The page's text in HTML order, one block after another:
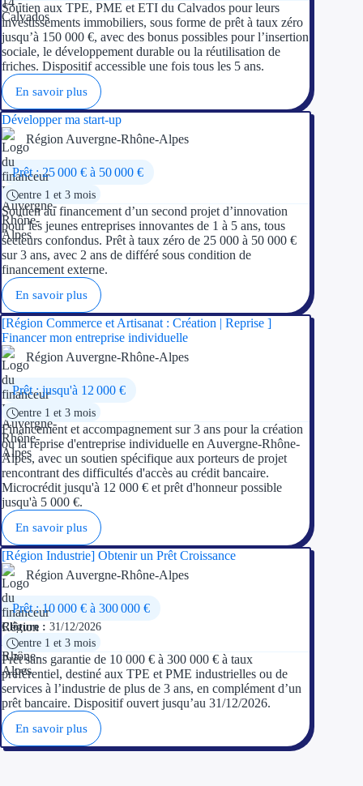
Réduction des
Investir dans
Aides Urssaf
Prêt
Garantie
Par financeur
Aides par
Solutions MAPi
Simulateur d'éligibilité
Trouvez des idées de
Soutien aux TPE, PME et ETI du Calvados pour leurs
investissements immobiliers, sous forme de prêt à taux zéro
jusqu’à 150 000 €, avec des bonus possibles pour l’insertion
sociale, le développement durable ou la réutilisation de
friches. Dispositif accessible une fois tous les 5 ans.
En savoir plus
Développer ma start-up
Région Auvergne-Rhône-Alpes
Prêt : 25 000 € à 50 000 €
entre 1 et 3 mois
Soutien au financement d’un second projet d’innovation
pour les jeunes entreprises innovantes de 1 à 5 ans, tous
secteurs confondus. Prêt à taux zéro de 25 000 à 50 000 €
sur 3 ans, avec 2 ans de différé sous condition de
financement externe.
En savoir plus
[Région Commerce et Artisanat : Création | Reprise ]
Financer mon entreprise individuelle
Région Auvergne-Rhône-Alpes
Prêt : jusqu'à 12 000 €
entre 1 et 3 mois
Financement et accompagnement sur 3 ans pour la création
ou la reprise d'entreprise individuelle en Auvergne-Rhône-
Alpes, avec un soutien spécifique aux porteurs de projet
rencontrant des difficultés d'accès au crédit bancaire.
Microcrédit jusqu'à 12 000 € et prêt d'honneur possible
jusqu'à 5 000 €.
En savoir plus
[Région Industrie] Obtenir un Prêt Croissance
Région Auvergne-Rhône-Alpes
Prêt : 10 000 € à 300 000 €
Clôture : 31/12/2026
entre 1 et 3 mois
Prêt sans garantie de 10 000 € à 300 000 € à taux
préférentiel, destiné aux TPE et PME industrielles ou de
services à l’industrie de plus de 3 ans, en complément d’un
prêt bancaire. Dispositif ouvert jusqu’au 31/12/2026.
En savoir plus